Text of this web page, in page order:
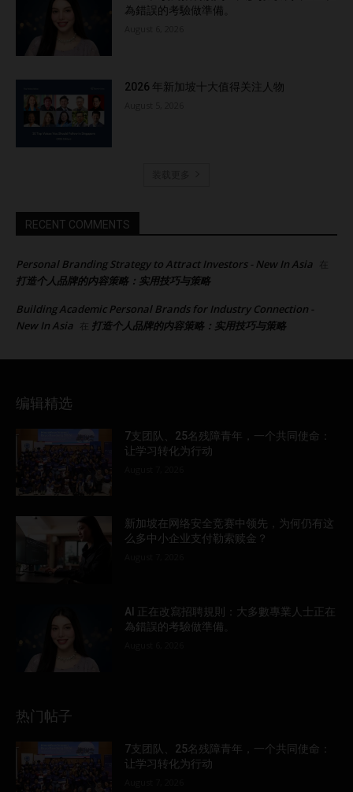
為錯誤的考驗做準備。
2026 年新加坡十大值得关注人物
RECENT COMMENTS
Personal Branding Strategy to Attract Investors - New In Asia 在
打造个人品牌的内容策略：实用技巧与策略
Building Academic Personal Brands for Industry Connection -
New In Asia
在 打造个人品牌的内容策略：实用技巧与策略
编辑精选
7支团队、25名残障青年，一个共同使命：
让学习转化为行动
新加坡在网络安全竞赛中领先，为何仍有这
么多中小企业支付勒索赎金？
AI 正在改寫招聘規則：大多數專業人士正在
為錯誤的考驗做準備。
热门帖子
7支团队、25名残障青年，一个共同使命：
让学习转化为行动